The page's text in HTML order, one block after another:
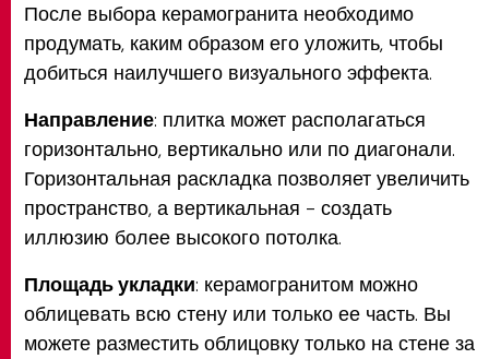
После выбора керамогранита необходимо
продумать, каким образом его уложить, чтобы
добиться наилучшего визуального эффекта.
Направление: плитка может располагаться
горизонтально, вертикально или по диагонали.
Горизонтальная раскладка позволяет увеличить
пространство, а вертикальная - создать
иллюзию более высокого потолка.
Площадь укладки: керамогранитом можно
облицевать всю стену или только ее часть. Вы
можете разместить облицовку только на стене за